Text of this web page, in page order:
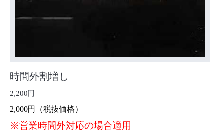
時間外割増し
2,200円
2,000円（税抜価格）
※営業時間外対応の場合適用